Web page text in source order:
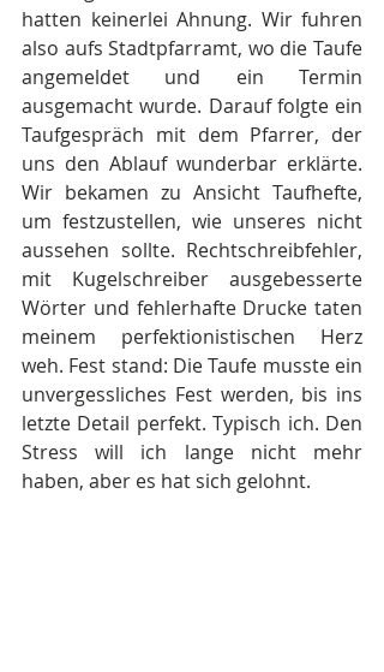
hatten keinerlei Ahnung. Wir fuhren
also aufs Stadtpfarramt, wo die Taufe
angemeldet und ein Termin
ausgemacht wurde. Darauf folgte ein
Taufgespräch mit dem Pfarrer, der
uns den Ablauf wunderbar erklärte.
Wir bekamen zu Ansicht Taufhefte,
um festzustellen, wie unseres nicht
aussehen sollte. Rechtschreibfehler,
mit Kugelschreiber ausgebesserte
Wörter und fehlerhafte Drucke taten
meinem perfektionistischen Herz
weh. Fest stand: Die Taufe musste ein
unvergessliches Fest werden, bis ins
letzte Detail perfekt. Typisch ich. Den
Stress will ich lange nicht mehr
haben, aber es hat sich gelohnt.